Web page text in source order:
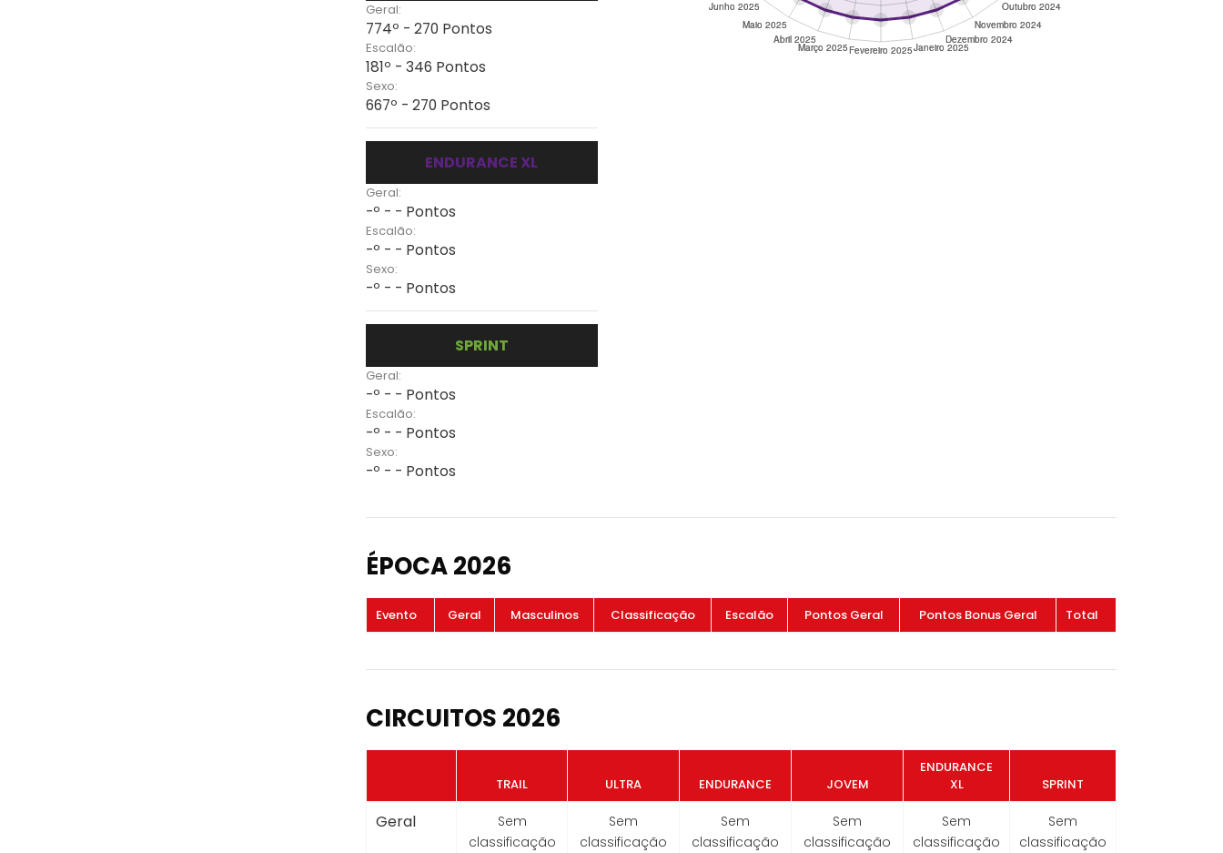
Geral:
774º - 270 Pontos
Escalão:
181º - 346 Pontos
Sexo:
667º - 270 Pontos
ENDURANCE XL
Geral:
-º - - Pontos
Escalão:
-º - - Pontos
Sexo:
-º - - Pontos
SPRINT
Geral:
-º - - Pontos
Escalão:
-º - - Pontos
Sexo:
-º - - Pontos
ÉPOCA 2026
Evento Geral Masculinos Classificação Escalão Pontos Geral Pontos Bonus Geral Total
CIRCUITOS 2026
TRAIL ULTRA ENDURANCE JOVEM
ENDURANCE
XL
SPRINT
Geral
Sem
classificação
Sem
classificação
Sem
classificação
Sem
classificação
Sem
classificação
Sem
classificação